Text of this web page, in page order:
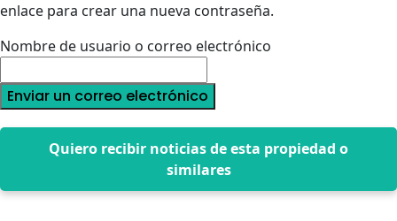
enlace para crear una nueva contraseña.
Nombre de usuario o correo electrónico
Enviar un correo electrónico
Quiero recibir noticias de esta propiedad o
similares